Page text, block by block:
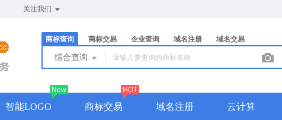
关注我们
商标查询 商标交易 企业查询 域名注册 域名交易
综合查询
智能LOGO
New
商标交易
HOT
域名注册 云计算